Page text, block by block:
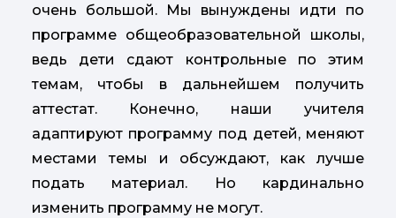
очень большой. Мы вынуждены идти по
программе общеобразовательной школы,
ведь дети сдают контрольные по этим
темам, чтобы в дальнейшем получить
аттестат. Конечно, наши учителя
адаптируют программу под детей, меняют
местами темы и обсуждают, как лучше
подать материал. Но кардинально
изменить программу не могут.